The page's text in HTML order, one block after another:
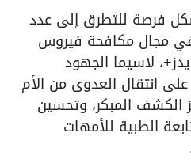
فرصة للتطرق إلى عدد
في مجال مكافحة فيروس
لاسيما الجهود
على انتقال العدوى من الأم
الكشف المبكر، وتحسين
الطبية للأمهات